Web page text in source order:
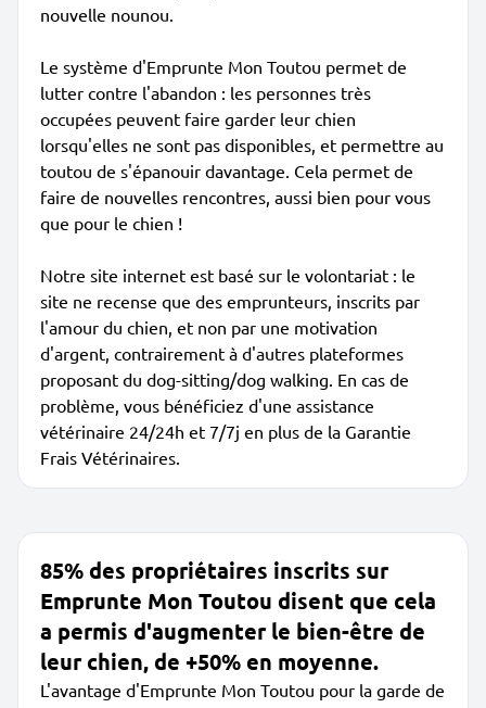
nouvelle nounou.
Le système d'Emprunte Mon Toutou permet de
lutter contre l'abandon : les personnes très
occupées peuvent faire garder leur chien
lorsqu'elles ne sont pas disponibles, et permettre au
toutou de s'épanouir davantage. Cela permet de
faire de nouvelles rencontres, aussi bien pour vous
que pour le chien !
Notre site internet est basé sur le volontariat : le
site ne recense que des emprunteurs, inscrits par
l'amour du chien, et non par une motivation
d'argent, contrairement à d'autres plateformes
proposant du dog-sitting/dog walking. En cas de
problème, vous bénéficiez d'une assistance
vétérinaire 24/24h et 7/7j en plus de la Garantie
Frais Vétérinaires.
85% des propriétaires inscrits sur
Emprunte Mon Toutou disent que cela
a permis d'augmenter le bien-être de
leur chien, de +50% en moyenne.
L'avantage d'Emprunte Mon Toutou pour la garde de